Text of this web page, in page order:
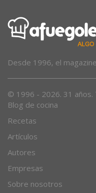
Blog de cocina
Recetas
Artículos
Autores
Empresas